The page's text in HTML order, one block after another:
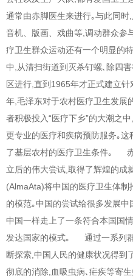
通常由赤脚医生来进行｡与此同
音机、版画、戏曲等,调动群众参
疗卫生群众运动还有一个明显的
中,从清扫街道到灭杀钉螺､除
区进行,直到1965年才正式建立
年,毛泽东对于农村医疗卫生发展
者积极投入“医疗下乡”的大潮之
更专业的医疗和疾病预防服务｡
了基层农村的医疗卫生条件｡
立后的伟大尝试,取得了辉煌的成
(AlmaAta)将中国的医疗卫生体制
的模范｡中国的尝试给很多发展
中国一样走上了一条符合本国国
发达国家的模式｡ 通过一系列
断探索,中国人民的健康状况得到
彻底的消除,血吸虫病､疟疾等寄